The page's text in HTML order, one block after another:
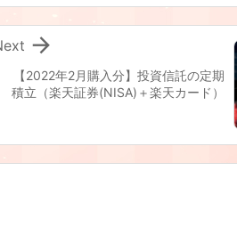
【2022年2月購入分】投資信託の定期
積立（楽天証券(NISA)＋楽天カード）
